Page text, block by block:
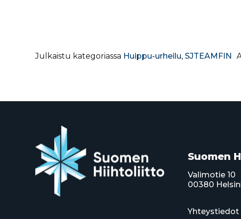
Julkaistu kategoriassa Huippu-urheilu, SJTEAMFIN
Suomen
Valimotie 10
00380
Yhteystiedot